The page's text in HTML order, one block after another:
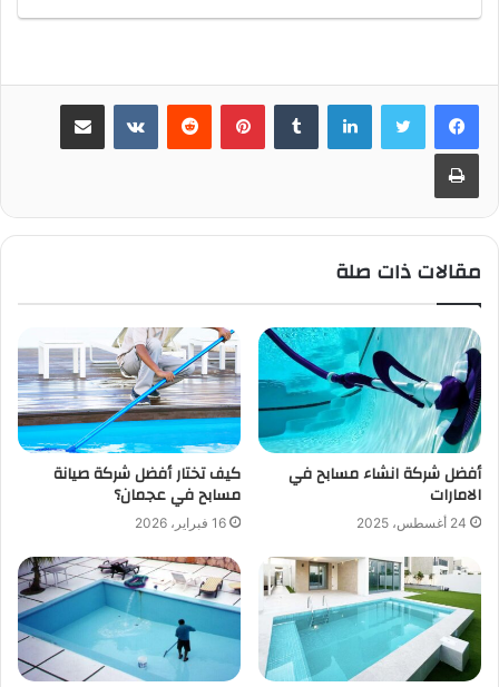
لينكدإن بينتيريست مشاركة عبر البريد
طباعة
مقالات ذات صلة
أفضل شركة انشاء مسابح في
الامارات
24 أغسطس، 2025
كيف تختار أفضل شركة صيانة
مسابح في عجمان؟
16 فبراير، 2026